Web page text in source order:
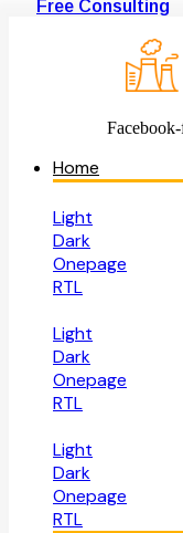
Free Consulting
Home
Light
Dark
Onepage
RTL
Light
Dark
Onepage
RTL
Light
Dark
Onepage
RTL